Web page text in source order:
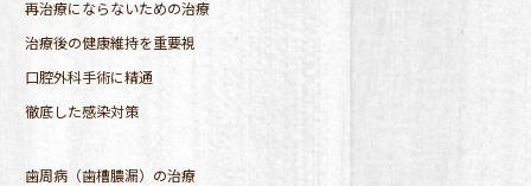
再治療にならないための治療
治療後の健康維持を重要視
口腔外科手術に精通
徹底した感染対策
歯周病（歯槽膿漏）の治療